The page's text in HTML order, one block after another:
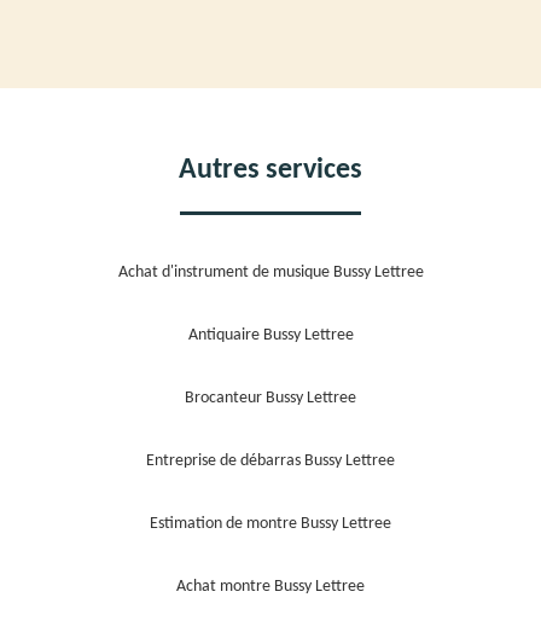
Autres services
Achat d'instrument de musique Bussy Lettree
Antiquaire Bussy Lettree
Brocanteur Bussy Lettree
Entreprise de débarras Bussy Lettree
Estimation de montre Bussy Lettree
Achat montre Bussy Lettree